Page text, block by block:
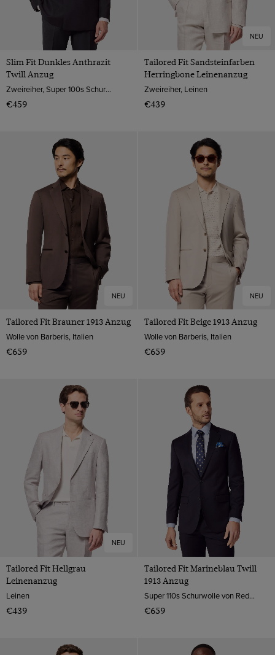
Slim Fit Dunkles Anthrazit
Twill Anzug
Zweireiher, Super 100s Schurwolle
€459
NEU
Tailored Fit Sandsteinfarben
Herringbone Leinenanzug
Zweireiher, Leinen
€439
NEU
Tailored Fit Brauner 1913 Anzug
Wolle von Barberis, Italien
€659
NEU
Tailored Fit Beige 1913 Anzug
Wolle von Barberis, Italien
€659
NEU
Tailored Fit Hellgrau
Leinenanzug
Leinen
€439
Tailored Fit Marineblau Twill
1913 Anzug
Super 110s Schurwolle von Reda, Italien
€659